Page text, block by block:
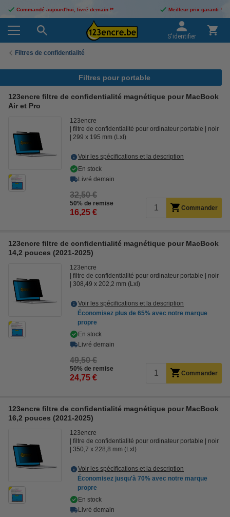
Commandé aujourd'hui, livré demain !* Meilleur prix garanti !
S'identifier
Filtres de confidentialité
Filtres pour portable
123encre filtre de confidentialité magnétique pour MacBook
Air et Pro
123encre
filtre de confidentialité pour ordinateur portable
noir
299 x 195 mm (Lxl)
Voir les spécifications et la description
En stock
Livré demain
32,50 €
50% de remise
16,25 € Commander
123encre filtre de confidentialité magnétique pour MacBook
14,2 pouces (2021-2025)
123encre
filtre de confidentialité pour ordinateur portable
noir
308,49 x 202,2 mm (Lxl)
Voir les spécifications et la description
Économisez plus de 65% avec notre marque
propre
En stock
Livré demain
49,50 €
50% de remise
24,75 € Commander
123encre filtre de confidentialité magnétique pour MacBook
16,2 pouces (2021-2025)
123encre
filtre de confidentialité pour ordinateur portable
noir
350,7 x 228,8 mm (Lxl)
Voir les spécifications et la description
Économisez jusqu'à 70% avec notre marque
propre
En stock
Livré demain